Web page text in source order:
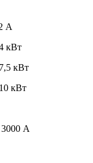
А
кВт
кВт
кВт
А